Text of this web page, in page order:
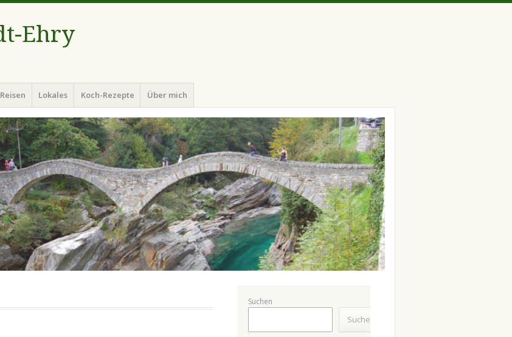
Ehry
Reisen Lokales Koch-Rezepte Über mich
Suchen
Suchen